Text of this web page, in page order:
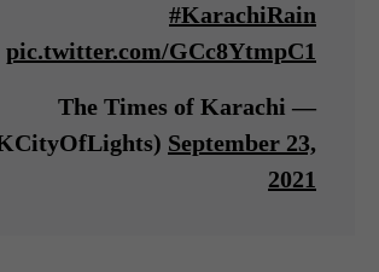
#KarachiRain
pic.twitter.com/GCc8YtmpC1
— The Times of Karachi
September 23,
2021